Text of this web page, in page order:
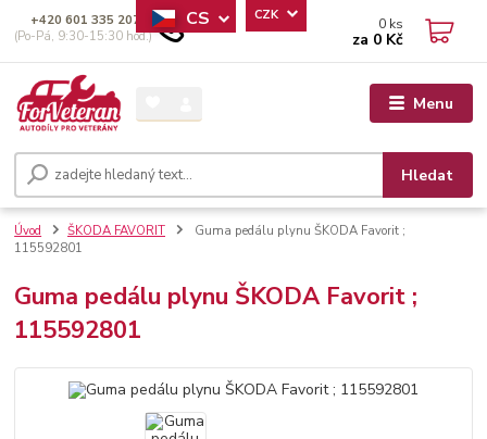
Menu
CS CZK
Hledat
+420 601 335 207
(Po-Pá, 9:30-15:30 hod.)
0 ks
za 0 Kč
Úvod ŠKODA FAVORIT
Guma pedálu plynu ŠKODA Favorit ;
115592801
Guma pedálu plynu ŠKODA Favorit ;
115592801